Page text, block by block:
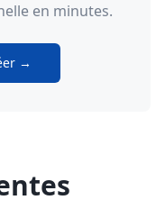
en minutes.
→